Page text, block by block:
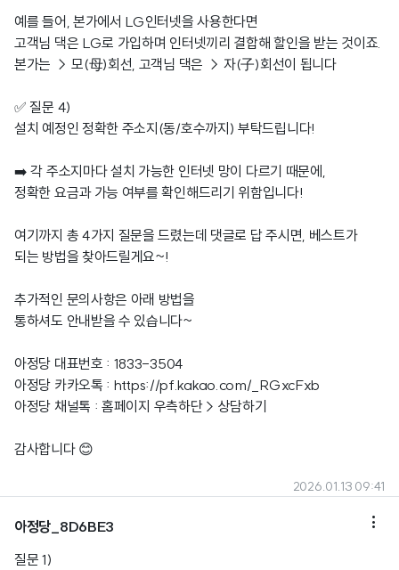
예를 들어, 본가에서 LG인터넷을 사용한다면
고객님 댁은 LG로 가입하며 인터넷끼리 결합해 할인을 받는 것이죠.
본가는 → 모(母)회선, 고객님 댁은 → 자(子)회선이 됩니다
✅ 질문 4)
설치 예정인 정확한 주소지(동/호수까지) 부탁드립니다!
➡️ 각 주소지마다 설치 가능한 인터넷 망이 다르기 때문에,
정확한 요금과 가능 여부를 확인해드리기 위함입니다!
여기까지 총 4가지 질문을 드렸는데 댓글로 답 주시면, 베스트가
되는 방법을 찾아드릴게요~!
추가적인 문의사항은 아래 방법을
통하셔도 안내받을 수 있습니다~
아정당 대표번호 : 1833-3504
아정당 카카오톡 : https://pf.kakao.com/_RGxcFxb
아정당 채널톡 : 홈페이지 우측하단 > 상담하기
감사합니다 😊
2026.01.13 09:41
아정당_8D6BE3 
질문 1)